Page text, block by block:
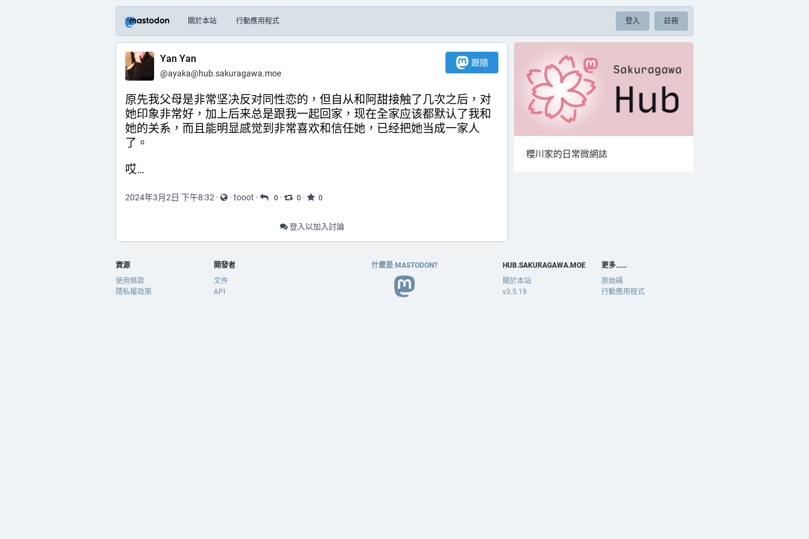
關於本站 行動應用程式 登入 註冊
Yan Yan
@ayaka@hub.sakuragawa.moe
跟隨
原先我父母是非常坚决反对同性恋的，但自从和阿甜接触了几次之后，对
她印象非常好，加上后来总是跟我一起回家，现在全家应该都默认了我和
她的关系，而且能明显感觉到非常喜欢和信任她，已经把她当成一家人
了。
哎…
2024年3月2日 下午8:32 · · tooot · 0 · 0 · 0
登入以加入討論
櫻川家的日常微網誌
資源
使用條款
隱私權政策
開發者
文件
API
什麼是 MASTODON?
HUB.SAKURAGAWA.MOE
關於本站
v3.5.19
更多......
原始碼
行動應用程式